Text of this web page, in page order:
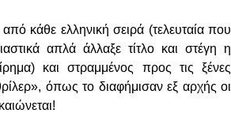
κάθε ελληνική σειρά (τελευταία που
απλά άλλαξε τίτλο και στέγη η
και στραμμένος προς τις ξένες
όπως το διαφήμισαν εξ αρχής οι